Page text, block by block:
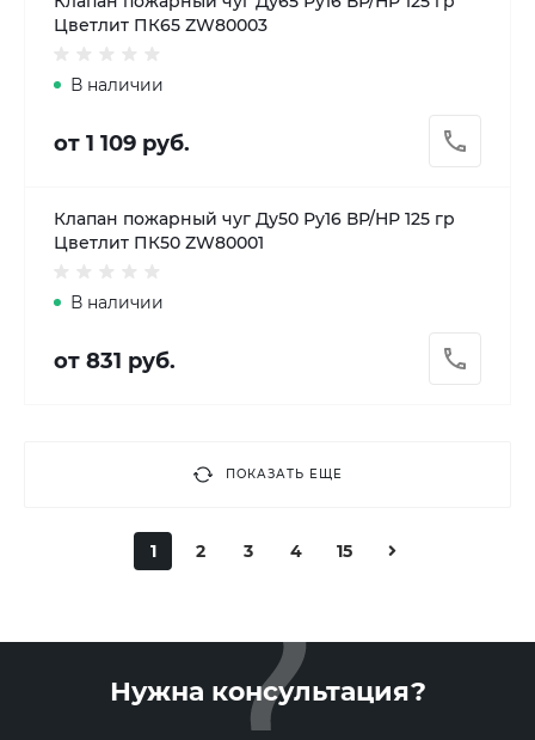
Цветлит ПК65 ZW80003
В наличии
от 1 109 руб.
Клапан пожарный чуг Ду50 Ру16 ВР/НР 125 гр
Цветлит ПК50 ZW80001
В наличии
от 831 руб.
ПОКАЗАТЬ ЕЩЕ
1 2 3 4 15
Нужна консультация?